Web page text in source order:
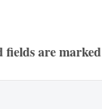
fields are